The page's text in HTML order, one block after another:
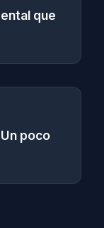
que
poco